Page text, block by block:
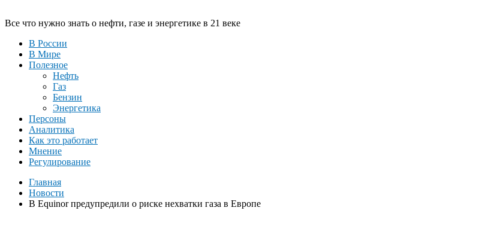
Все что нужно знать о нефти, газе и энергетике в 21 веке
В России
В Мире
Полезное
Нефть
Газ
Бензин
Энергетика
Персоны
Аналитика
Как это работает
Мнение
Регулирование
Главная
Новости
В Equinor предупредили о риске нехватки газа в Европе